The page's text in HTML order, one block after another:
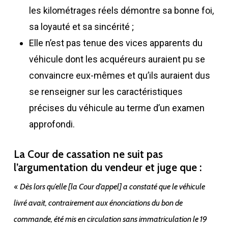
les kilométrages réels démontre sa bonne foi,
sa loyauté et sa sincérité ;
Elle n’est pas tenue des vices apparents du
véhicule dont les acquéreurs auraient pu se
convaincre eux-mêmes et qu’ils auraient dus
se renseigner sur les caractéristiques
précises du véhicule au terme d’un examen
approfondi.
La Cour de cassation ne suit pas
l’argumentation du vendeur et juge que :
« Dès lors qu’elle [la Cour d’appel] a constaté que le véhicule
livré avait, contrairement aux énonciations du bon de
commande, été mis en circulation sans immatriculation le 19